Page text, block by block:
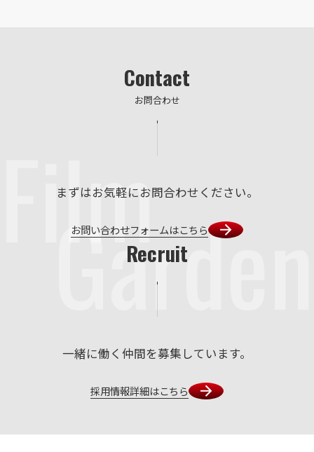
Film
Garden
Contact
お問合わせ
まずはお気軽にお問合わせください。
お問い合わせフォームはこちら
Recruit
一緒に働く仲間を募集しています。
採用情報詳細はこちら